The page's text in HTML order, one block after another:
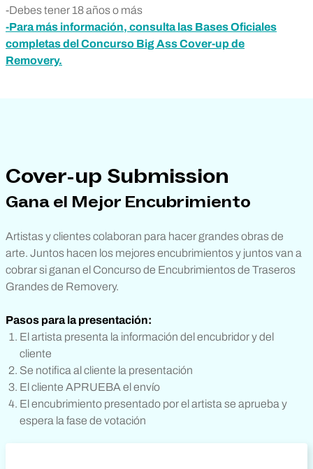
-Debes tener 18 años o más
-Para más información, consulta las Bases Oficiales
completas del Concurso Big Ass Cover-up de
Removery.
Cover-up Submission
Gana el Mejor Encubrimiento
Artistas y clientes colaboran para hacer grandes obras de
arte. Juntos hacen los mejores encubrimientos y juntos van a
cobrar si ganan el Concurso de Encubrimientos de Traseros
Grandes de Removery.
Pasos para la presentación:
El artista presenta la información del encubridor y del
cliente
Se notifica al cliente la presentación
El cliente APRUEBA el envío
El encubrimiento presentado por el artista se aprueba y
espera la fase de votación